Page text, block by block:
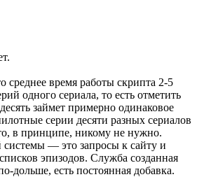
среднее время работы скрипта 2-5
одного сериала, то есть отметить
займет примерно одинаковое
серии десяти разных сериалов
в принципе, никому не нужно.
системы — это запросы к сайту и
эпизодов. Служба созданная
дольше, есть постоянная добавка.